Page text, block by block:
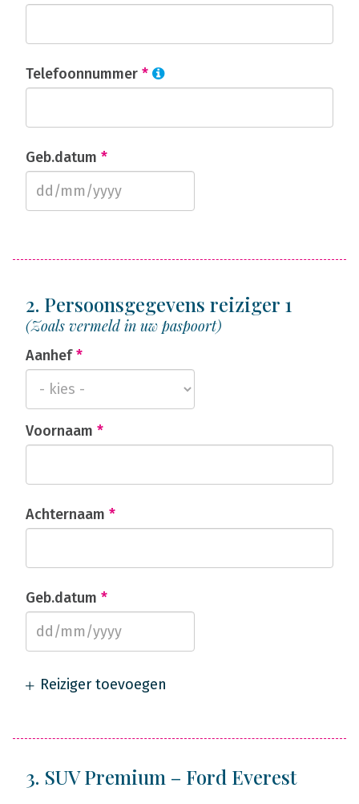
Telefoonnummer *
Geb.datum *
2. Persoonsgegevens reiziger 1
(Zoals vermeld in uw paspoort)
Aanhef*
Voornaam *
Achternaam *
Geb.datum *
Reiziger toevoegen
3. SUV Premium – Ford Everest